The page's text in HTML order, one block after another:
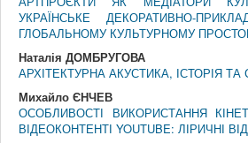
УКРАЇНСЬКЕ ДЕКОРАТИВНО-
ГЛОБАЛЬНОМУ КУЛЬТУРНОМУ
Наталія ДОМБРУГОВА
АРХІТЕКТУРНА АКУСТИКА, ІСТОРІЯ
Михайло ЄНЧЕВ
ОСОБЛИВОСТІ ВИКОРИСТАННЯ
ВІДЕОКОНТЕНТІ YOUTUBE: ЛІРИЧНІ